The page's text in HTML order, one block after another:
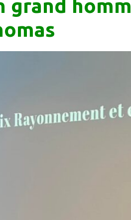
grand